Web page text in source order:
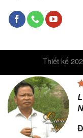
Thiết kế